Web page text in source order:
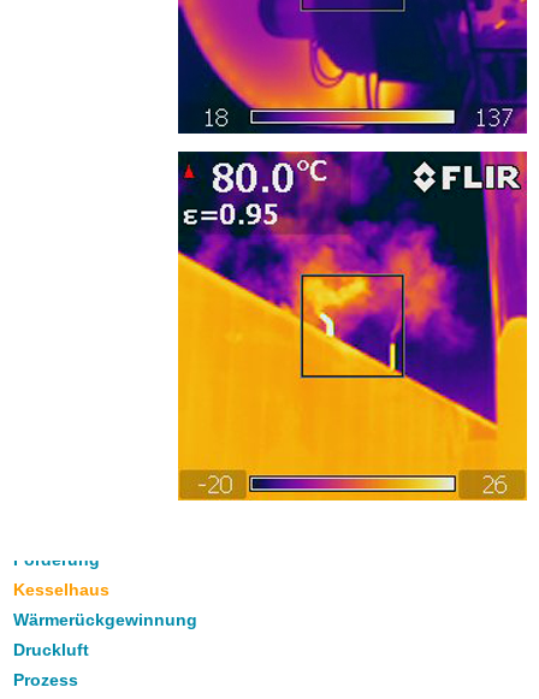
IR_4480.png
Förderung
Kesselhaus
Wärmerückgewinnung
Druckluft
Prozess